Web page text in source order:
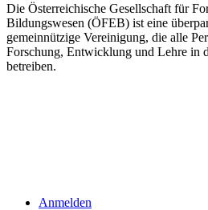
Die Österreichische Gesellschaft für
Bildungswesen (ÖFEB) ist eine
gemeinnützige Vereinigung, die alle
Forschung, Entwicklung und Lehre in
betreiben.
Anmelden